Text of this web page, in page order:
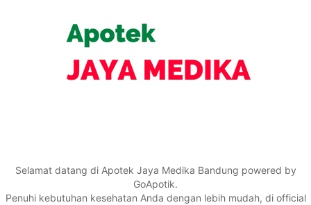
Selamat datang di Apotek Jaya Medika Bandung powered by
GoApotik.
Penuhi kebutuhan kesehatan Anda dengan lebih mudah, di official